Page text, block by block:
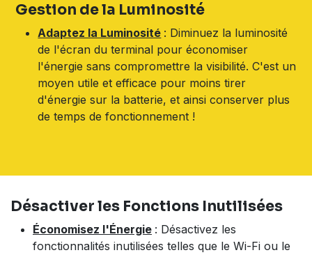
Gestion de la Luminosité
Adaptez la Luminosité : Diminuez la luminosité
de l'écran du terminal pour économiser
l'énergie sans compromettre la visibilité. C'est un
moyen utile et efficace pour moins tirer
d'énergie sur la batterie, et ainsi conserver plus
de temps de fonctionnement !
Désactiver les Fonctions Inutilisées
Économisez l'Énergie : Désactivez les
fonctionnalités inutilisées telles que le Wi-Fi ou le